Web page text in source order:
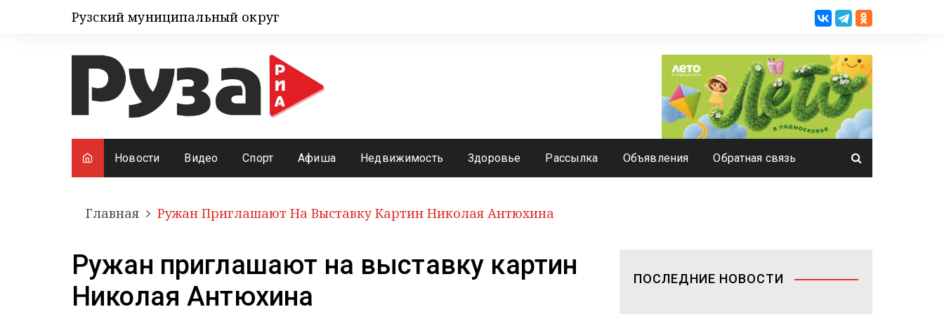
Рузский муниципальный округ
Новости Видео Спорт Афиша Недвижимость Здоровье Рассылка Объявления Обратная связь
Главная Ружан Приглашают На Выставку Картин Николая Антюхина
Ружан приглашают на выставку картин
Николая Антюхина
ПОСЛЕДНИЕ НОВОСТИ